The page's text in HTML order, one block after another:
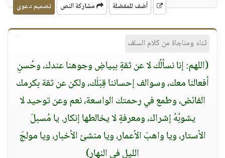
أضف للمفضلة مشاركة النص تصميم دعوي
ثناء ومناجاة من كلام السلف
(اللهم: إنا نسألُك لا عن ثقةٍ ببياضِ وجوهنا عندك، وحُسنِ
أفعالنا معك، وسوالف إحساننا قِبَلَك، ولكن عن ثقة بكرمك
الفائض، وطمع في رحمتك الواسعة، نعم وعن توحيد لا
يشوبُهُ إشراك، ومعرفةٍ لا يخالطها إنكار. يا مُسبلَ
الأستار، ويا واهبَ الأعمار، ويا منشئ الأخبار، ويا مولجَ
الليل في النهار)